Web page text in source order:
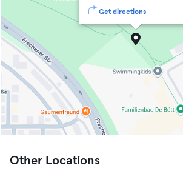
Get directions
Other Locations